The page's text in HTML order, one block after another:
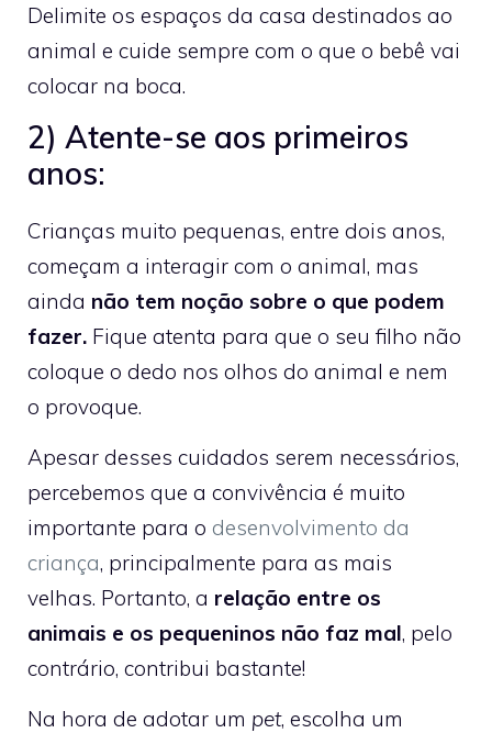
Delimite os espaços da casa destinados ao
animal e cuide sempre com o que o bebê vai
colocar na boca.
2) Atente-se aos primeiros
anos:
Crianças muito pequenas, entre dois anos,
começam a interagir com o animal, mas
ainda não tem noção sobre o que podem
fazer. Fique atenta para que o seu filho não
coloque o dedo nos olhos do animal e nem
o provoque.
Apesar desses cuidados serem necessários,
percebemos que a convivência é muito
importante para o desenvolvimento da
criança, principalmente para as mais
velhas. Portanto, a relação entre os
animais e os pequeninos não faz mal, pelo
contrário, contribui bastante!
Na hora de adotar um pet, escolha um